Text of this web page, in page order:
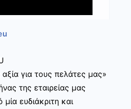
για τους πελάτες μας»
της εταιρείας μας
μία ευδιάκριτη και